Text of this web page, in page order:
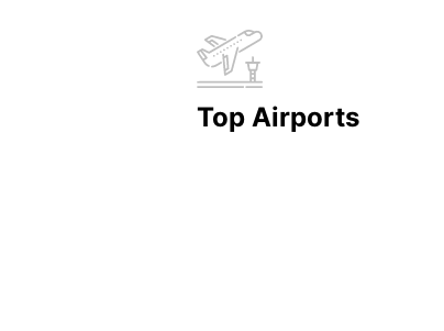
Top Airports